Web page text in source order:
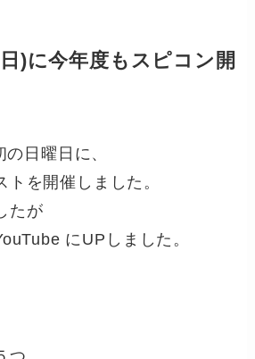
)に今年度もスピコン開
日曜日に、
トを開催しました。
たが
にUPしました。